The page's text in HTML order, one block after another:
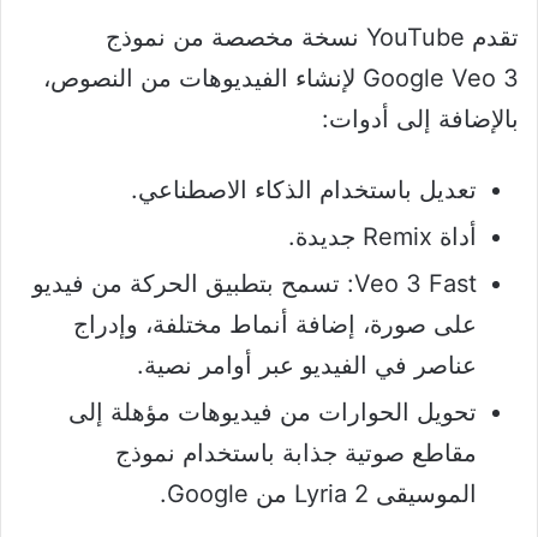
تقدم YouTube نسخة مخصصة من نموذج
Google Veo 3 لإنشاء الفيديوهات من النصوص،
بالإضافة إلى أدوات:
تعديل باستخدام الذكاء الاصطناعي.
أداة Remix جديدة.
Veo 3 Fast: تسمح بتطبيق الحركة من فيديو
على صورة، إضافة أنماط مختلفة، وإدراج
عناصر في الفيديو عبر أوامر نصية.
تحويل الحوارات من فيديوهات مؤهلة إلى
مقاطع صوتية جذابة باستخدام نموذج
الموسيقى Lyria 2 من Google.